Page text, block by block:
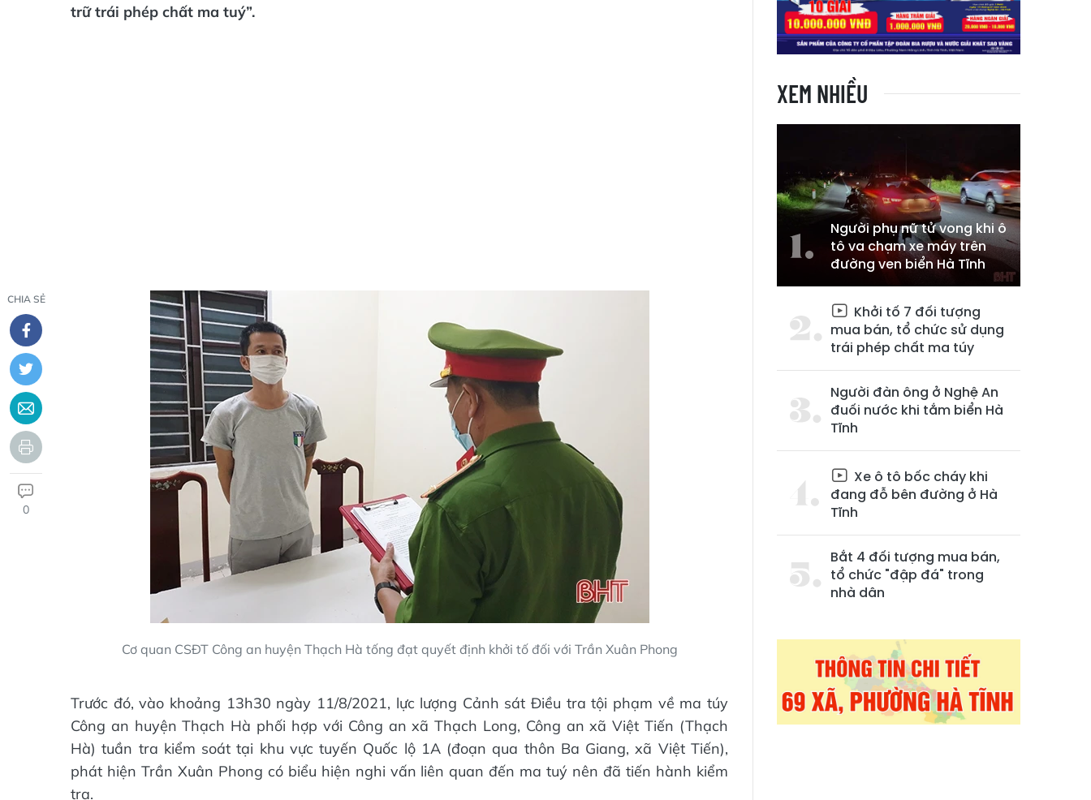
trữ trái phép chất ma tuý”.
CHIA SẺ
0
Cơ quan CSĐT Công an huyện Thạch Hà tống đạt quyết định khởi tố đối với Trần Xuân Phong
Trước đó, vào khoảng 13h30 ngày 11/8/2021, lực lượng Cảnh sát Điều tra tội phạm về ma túy
Công an huyện Thạch Hà phối hợp với Công an xã Thạch Long, Công an xã Việt Tiến (Thạch
Hà) tuần tra kiểm soát tại khu vực tuyến Quốc lộ 1A (đoạn qua thôn Ba Giang, xã Việt Tiến),
phát hiện Trần Xuân Phong có biểu hiện nghi vấn liên quan đến ma tuý nên đã tiến hành kiểm
tra.
XEM NHIỀU
Người phụ nữ tử vong khi ô
tô va chạm xe máy trên
đường ven biển Hà Tĩnh
Khởi tố 7 đối tượng
mua bán, tổ chức sử dụng
trái phép chất ma túy
Người đàn ông ở Nghệ An
đuối nước khi tắm biển Hà
Tĩnh
Xe ô tô bốc cháy khi
đang đỗ bên đường ở Hà
Tĩnh
Bắt 4 đối tượng mua bán,
tổ chức "đập đá" trong
nhà dân